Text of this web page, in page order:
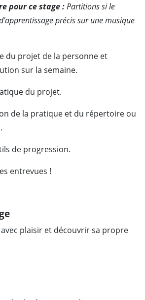
pour ce stage :Partitions si le
précis sur une musique
du projet de la personne et
sur la semaine.
du projet.
de la pratique et du répertoire ou
de progression.
entrevues !
plaisir et découvrir sa propre